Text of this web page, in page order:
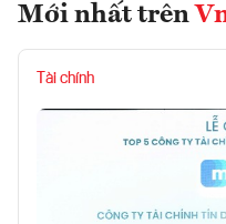
Mới nhất trên
Tài chính